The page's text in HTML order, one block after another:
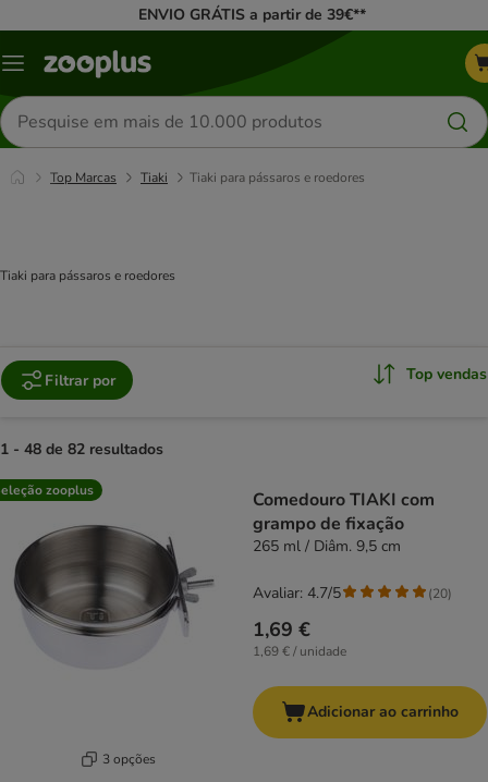
ENVIO GRÁTIS a partir de 39€**
Menu
Pesquisar
produtos
Top Marcas Tiaki Tiaki para pássaros e roedores
Tiaki para pássaros e roedores
Filtrar por Top vendas
1 - 48 de 82 resultados
product items have been changed
zooplus
3 opções
Comedouro TIAKI com
grampo de fixação
265 ml / Diâm. 9,5 cm
1,69 €
1,69 € / unidade
Avaliar: 4.7/5 (20)
Adicionar ao carrinho